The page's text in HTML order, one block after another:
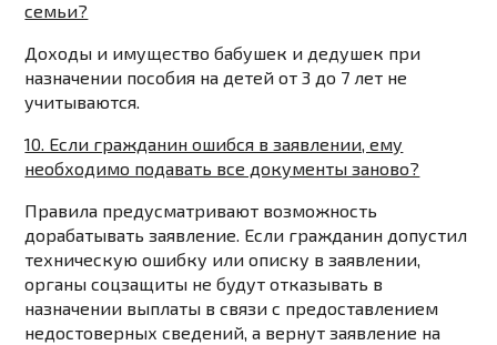
семьи?
Доходы и имущество бабушек и дедушек при
назначении пособия на детей от 3 до 7 лет не
учитываются.
10. Если гражданин ошибся в заявлении, ему
необходимо подавать все документы заново?
Правила предусматривают возможность
дорабатывать заявление. Если гражданин допустил
техническую ошибку или описку в заявлении,
органы соцзащиты не будут отказывать в
назначении выплаты в связи с предоставлением
недостоверных сведений, а вернут заявление на